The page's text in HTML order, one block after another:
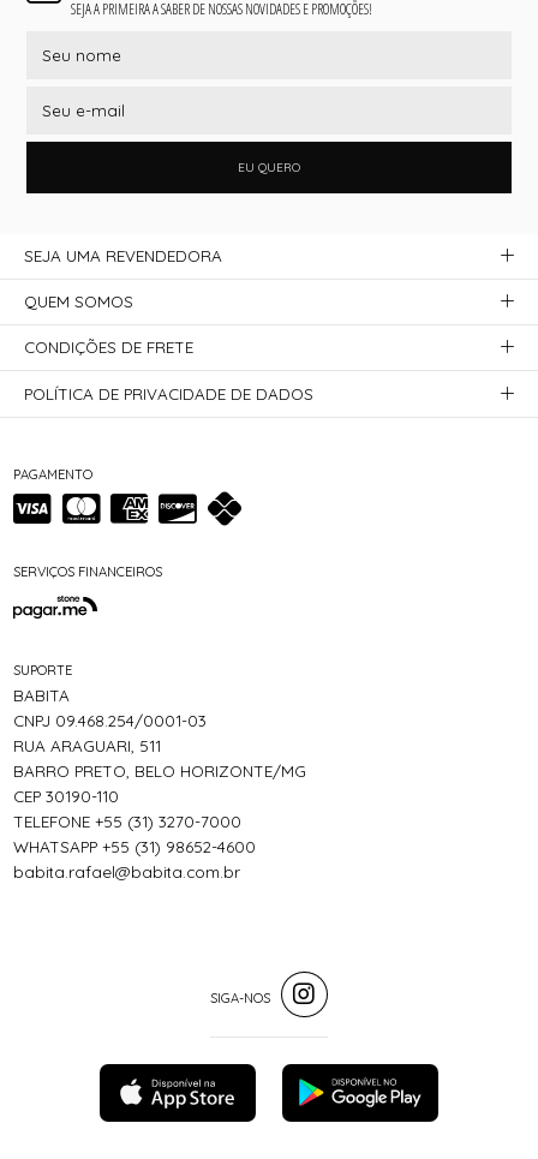
SEJA A PRIMEIRA A SABER DE NOSSAS NOVIDADES E PROMOÇÕES!
EU QUERO
PAGAMENTO
SERVIÇOS FINANCEIROS
SUPORTE
BABITA
CNPJ 09.468.254/0001-03
RUA ARAGUARI, 511
BARRO PRETO, BELO HORIZONTE/MG
CEP 30190-110
TELEFONE +55 (31) 3270-7000
WHATSAPP +55 (31) 98652-4600
babita.rafael@babita.com.br
SEJA UMA REVENDEDORA
QUEM SOMOS
CONDIÇÕES DE FRETE
POLÍTICA DE PRIVACIDADE DE DADOS